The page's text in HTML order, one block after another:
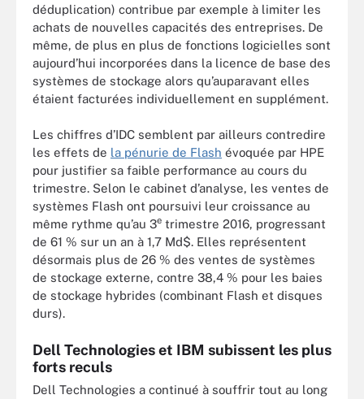
déduplication) contribue par exemple à limiter les
achats de nouvelles capacités des entreprises. De
même, de plus en plus de fonctions logicielles sont
aujourd’hui incorporées dans la licence de base des
systèmes de stockage alors qu’auparavant elles
étaient facturées individuellement en supplément.
Les chiffres d’IDC semblent par ailleurs contredire
les effets de la pénurie de Flash évoquée par HPE
pour justifier sa faible performance au cours du
trimestre. Selon le cabinet d’analyse, les ventes de
systèmes Flash ont poursuivi leur croissance au
même rythme qu’au 3e trimestre 2016, progressant
de 61 % sur un an à 1,7 Md$. Elles représentent
désormais plus de 26 % des ventes de systèmes
de stockage externe, contre 38,4 % pour les baies
de stockage hybrides (combinant Flash et disques
durs).
Dell Technologies et IBM subissent les plus
forts reculs
Dell Technologies a continué à souffrir tout au long